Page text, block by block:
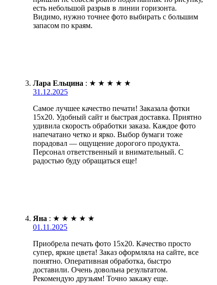
есть небольшой разрыв в линии горизонта.
Видимо, нужно точнее фото выбирать с большим
запасом по краям.
Лара Ельцина : ★ ★ ★ ★ ★
31.12.2025
Самое лучшее качество печати! Заказала фотки
15х20. Удобный сайт и быстрая доставка. Приятно
удивила скорость обработки заказа. Каждое фото
напечатано четко и ярко. Выбор бумаги тоже
порадовал — ощущение дорогого продукта.
Персонал ответственный и внимательный. С
радостью буду обращаться еще!
Яна : ★ ★ ★ ★ ★
01.11.2025
Приобрела печать фото 15х20. Качество просто
супер, яркие цвета! Заказ оформляла на сайте, все
понятно. Оперативная обработка, быстро
доставили. Очень довольна результатом.
Рекомендую друзьям! Точно закажу еще.